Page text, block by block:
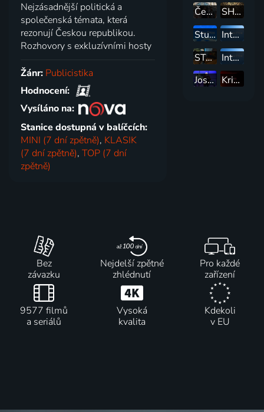
Nejzásadnější politická a
společenská témata, která
rezonují Českou republikou.
Rozhovory s exkluzívními hosty
Žánr: Publicistika
Hodnocení:
Vysíláno na:
Stanice dostupná v balíčcích:
MINI (7 dní zpětně), KLASIK
(7 dní zpětně),TOP (7 dní
zpětně)
Čekuj Česko
SHOWTIME
Studio ČT24
Interview ČT24
START(UP)UJEME
Interview Speciál
Josef Klíma: Jak jsem přežil devadesátky
Krimi
Bez
závazku
Nejdelší zpětné
zhlédnutí
Pro každé
zařízení
9577 filmů
a seriálů
Vysoká
kvalita
Kdekoli
v EU